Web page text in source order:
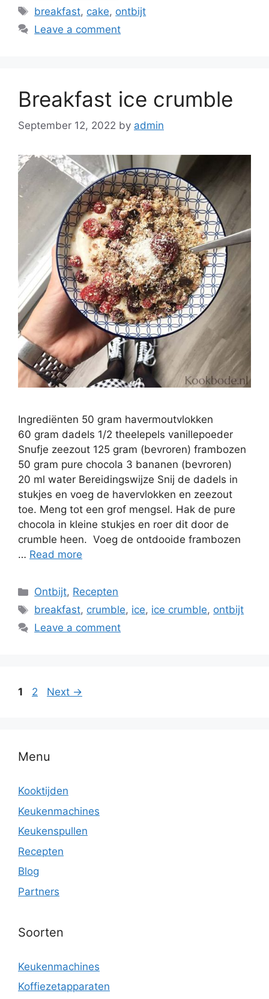
breakfast, cake, ontbijt
Leave a comment
Breakfast ice crumble
September 12, 2022 by admin
Ingrediënten 50 gram havermoutvlokken
60 gram dadels 1/2 theelepels vanillepoeder
Snufje zeezout 125 gram (bevroren) frambozen
50 gram pure chocola 3 bananen (bevroren)
20 ml water Bereidingswijze Snij de dadels in
stukjes en voeg de havervlokken en zeezout
toe. Meng tot een grof mengsel. Hak de pure
chocola in kleine stukjes en roer dit door de
crumble heen. Voeg de ontdooide frambozen
… Read more
Ontbijt, Recepten
breakfast, crumble, ice, ice crumble, ontbijt
Leave a comment
1 2 Next →
Menu
Kooktijden
Keukenmachines
Keukenspullen
Recepten
Blog
Partners
Soorten
Keukenmachines
Koffiezetapparaten